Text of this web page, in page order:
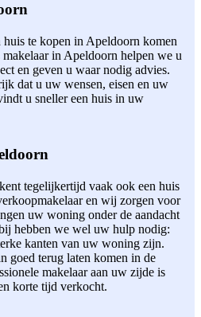
te kopen in Apeldoorn komen
in Apeldoorn helpen we u
en geven u waar nodig advies.
dat u uw wensen, eisen en uw
u sneller een huis in uw
tegelijkertijd vaak ook een huis
en wij zorgen voor
uw woning onder de aandacht
hebben we wel uw hulp nodig:
kanten van uw woning zijn.
goed terug laten komen in de
makelaar aan uw zijde is
korte tijd verkocht.